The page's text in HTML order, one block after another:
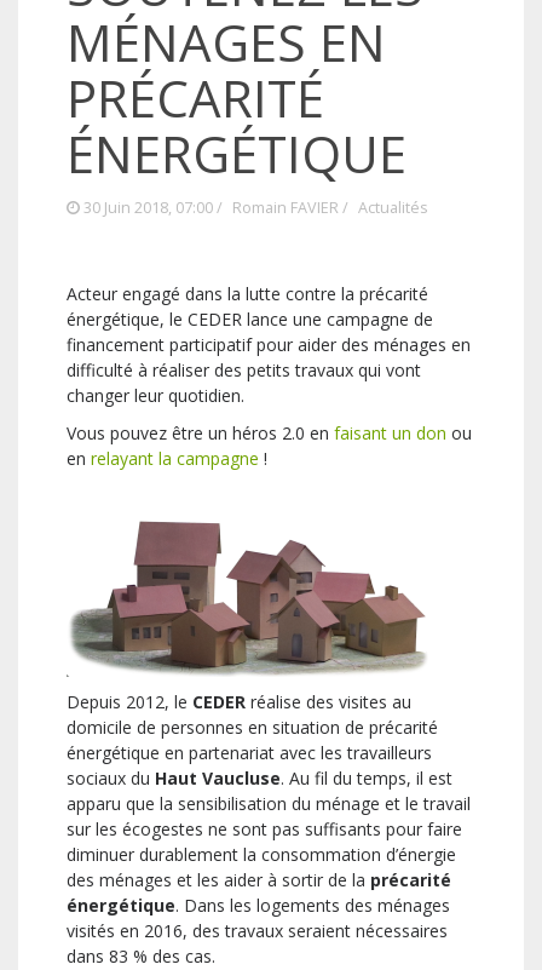
MÉNAGES EN
PRÉCARITÉ
ÉNERGÉTIQUE
30 Juin 2018, 07:00 / Romain FAVIER / Actualités
Acteur engagé dans la lutte contre la précarité
énergétique, le CEDER lance une campagne de
financement participatif pour aider des ménages en
difficulté à réaliser des petits travaux qui vont
changer leur quotidien.
Vous pouvez être un héros 2.0 en faisant un don ou
en relayant la campagne !
Depuis 2012, le CEDER réalise des visites au
domicile de personnes en situation de précarité
énergétique en partenariat avec les travailleurs
sociaux du Haut Vaucluse. Au fil du temps, il est
apparu que la sensibilisation du ménage et le travail
sur les écogestes ne sont pas suffisants pour faire
diminuer durablement la consommation d’énergie
des ménages et les aider à sortir de la précarité
énergétique. Dans les logements des ménages
visités en 2016, des travaux seraient nécessaires
dans 83 % des cas.